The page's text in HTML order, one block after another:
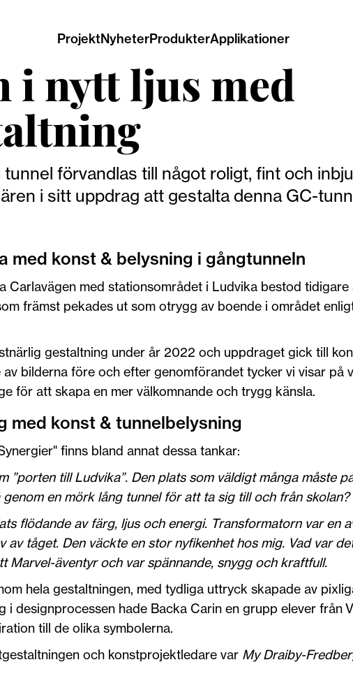
ProjektNyheterProdukterApplikationer
i nytt ljus med
förvandlas till något roligt, fint och
i sitt uppdrag att gestalta denna GC-
med konst & belysning i gångtunneln
Carlavägen med stationsområdet i Ludvika bestod tidigare
främst pekades ut som otrygg av boende i området
gestaltning under år 2022 och uppdraget gick till
av bilderna före och efter genomförandet tycker vi visar på
för att skapa en mer välkomnande och trygg känsla.
med konst & tunnelbelysning
finns bland annat dessa tankar:
”porten till Ludvika”. Den plats som väldigt många måste
en mörk lång tunnel för att ta sig till och från skolan?
flödande av färg, ljus och energi. Transformatorn var en
av tåget. Den väckte en stor nyfikenhet hos mig. Vad var
Marvel-äventyr och var spännande, snygg och kraftfull.
hela gestaltningen, med tydliga uttryck skapade av
i designprocessen hade Backa Carin en grupp elever från
till de olika symbolerna.
och konstprojektledare var My Draiby-